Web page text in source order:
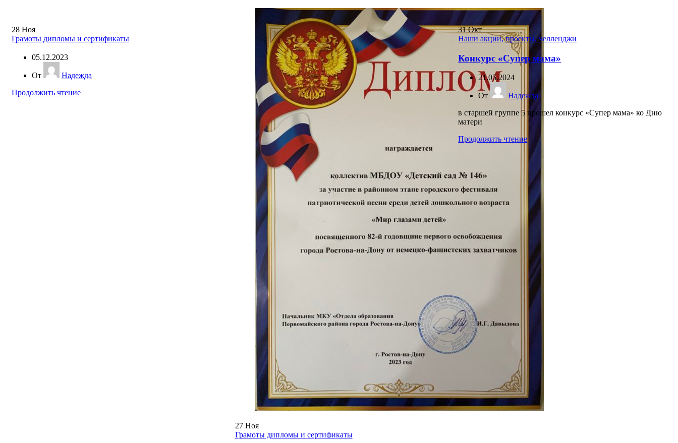
28 Ноя
Грамоты дипломы и сертификаты
05.12.2023
От
Надежда
Продолжить чтение
27 Ноя
Грамоты дипломы и сертификаты
31Окт
Наши акции, проекты, челленджи
Конкурс «Супер мама»
21.05.2024
От
Надежда
в старшей группе 5 прошел конкурс «Супер мама» ко Дню
матери
Продолжить чтение